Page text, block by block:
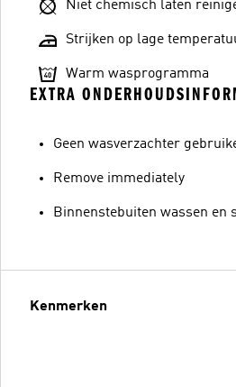
Niet chemisch laten
Strijken op lage
Warm wasprogramma
EXTRA
Geen wasverzachter
Remove immediately
Binnenstebuiten wassen en
Kenmerken